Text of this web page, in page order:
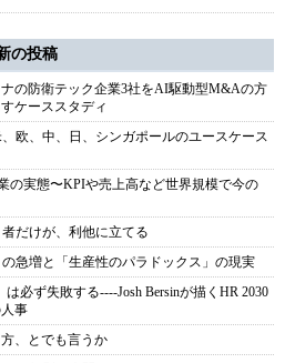
の投稿
の防衛テック企業3社をAI駆動型M&Aの方
ケーススタディ
欧、中、日、シンガポールのユースケース
の実態〜KPIや売上高など世界規模で今の
だけが、利他に立てる
急増と「生産性のパラドックス」の現実
は必ず失敗する----Josh Bersinが描くHR 2030
事
、とでも言うか